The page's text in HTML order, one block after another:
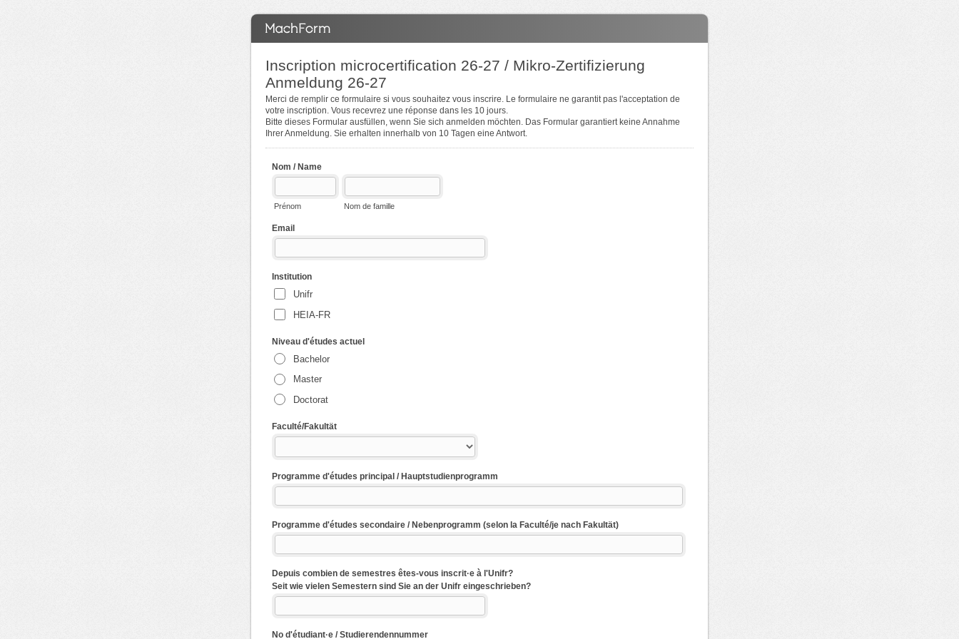
Inscription microcertification 26-27 / Mikro-Zertifizierung
Anmeldung 26-27
Merci de remplir ce formulaire si vous souhaitez vous inscrire. Le formulaire ne garantit pas l'acceptation de
votre inscription. Vous recevrez une réponse dans les 10 jours.
Bitte dieses Formular ausfüllen, wenn Sie sich anmelden möchten. Das Formular garantiert keine Annahme
Ihrer Anmeldung. Sie erhalten innerhalb von 10 Tagen eine Antwort.
Nom / Name
Prénom Nom de famille
Email
Institution
Unifr
HEIA-FR
Niveau d'études actuel
Bachelor
Master
Doctorat
Faculté/Fakultät
Programme d'études principal / Hauptstudienprogramm
Programme d'études secondaire / Nebenprogramm (selon la Faculté/je nach Fakultät)
Depuis combien de semestres êtes-vous inscrit·e à l'Unifr?
Seit wie vielen Semestern sind Sie an der Unifr eingeschrieben?
No d'étudiant·e / Studierendennummer